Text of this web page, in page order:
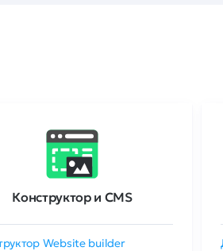
Конструктор и CMS
Website builder